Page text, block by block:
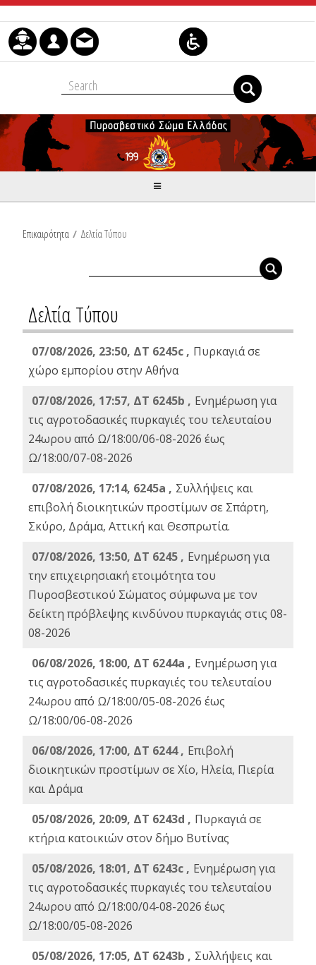
Μετάβαση στο περιεχόμενο
Επικαιρότητα / Δελτία Τύπου
Δελτία Τύπου
07/08/2026, 23:50, ΔΤ 6245c , Πυρκαγιά σε
χώρο εμπορίου στην Αθήνα
07/08/2026, 17:57, ΔΤ 6245b , Ενημέρωση για
τις αγροτοδασικές πυρκαγιές του τελευταίου
24ωρου από Ω/18:00/06-08-2026 έως
Ω/18:00/07-08-2026
07/08/2026, 17:14, 6245a , Συλλήψεις και
επιβολή διοικητικών προστίμων σε Σπάρτη,
Σκύρο, Δράμα, Αττική και Θεσπρωτία.
07/08/2026, 13:50, ΔΤ 6245 , Ενημέρωση για
την επιχειρησιακή ετοιμότητα του
Πυροσβεστικού Σώματος σύμφωνα με τον
δείκτη πρόβλεψης κινδύνου πυρκαγιάς στις 08-
08-2026
06/08/2026, 18:00, ΔΤ 6244a , Ενημέρωση για
τις αγροτοδασικές πυρκαγιές του τελευταίου
24ωρου από Ω/18:00/05-08-2026 έως
Ω/18:00/06-08-2026
06/08/2026, 17:00, ΔΤ 6244 , Επιβολή
διοικητικών προστίμων σε Χίο, Ηλεία, Πιερία
και Δράμα
05/08/2026, 20:09, ΔΤ 6243d , Πυρκαγιά σε
κτήρια κατοικιών στον δήμο Βυτίνας
05/08/2026, 18:01, ΔΤ 6243c , Ενημέρωση για
τις αγροτοδασικές πυρκαγιές του τελευταίου
24ωρου από Ω/18:00/04-08-2026 έως
Ω/18:00/05-08-2026
05/08/2026, 17:05, ΔΤ 6243b , Συλλήψεις και